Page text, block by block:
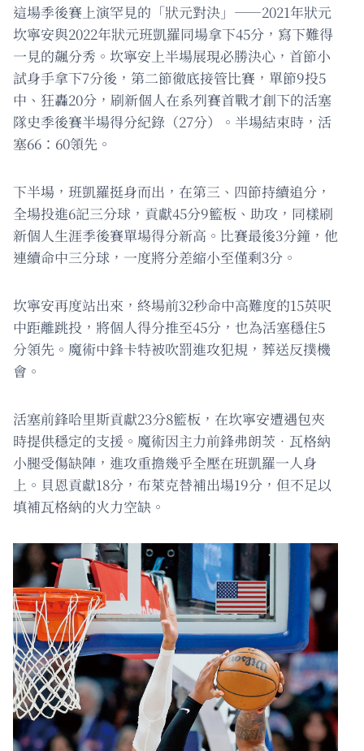
這場季後賽上演罕見的「狀元對決」——2021年狀元
坎寧安與2022年狀元班凱羅同場拿下45分，寫下難得
一見的飆分秀。坎寧安上半場展現必勝決心，首節小
試身手拿下7分後，第二節徹底接管比賽，單節9投5
中、狂轟20分，刷新個人在系列賽首戰才創下的活塞
隊史季後賽半場得分紀錄（27分）。半場結束時，活
塞66：60領先。
下半場，班凱羅挺身而出，在第三、四節持續追分，
全場投進6記三分球，貢獻45分9籃板、助攻，同樣刷
新個人生涯季後賽單場得分新高。比賽最後3分鐘，他
連續命中三分球，一度將分差縮小至僅剩3分。
坎寧安再度站出來，終場前32秒命中高難度的15英呎
中距離跳投，將個人得分推至45分，也為活塞穩住5
分領先。魔術中鋒卡特被吹罰進攻犯規，葬送反撲機
會。
活塞前鋒哈里斯貢獻23分8籃板，在坎寧安遭遇包夾
時提供穩定的支援。魔術因主力前鋒弗朗茨．瓦格納
小腿受傷缺陣，進攻重擔幾乎全壓在班凱羅一人身
上。貝恩貢獻18分，布萊克替補出場19分，但不足以
填補瓦格納的火力空缺。